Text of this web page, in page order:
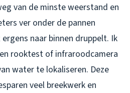
van de minste weerstand en
ver onder de pannen
naar binnen druppelt. Ik
rooktest of infraroodcamera
water te lokaliseren. Deze
veel breekwerk en